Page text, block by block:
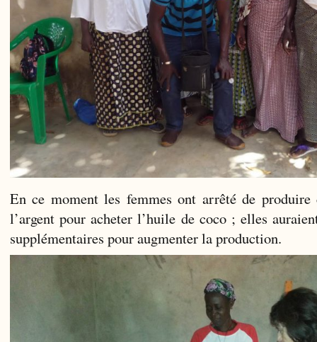
En ce moment les femmes ont arrêté de produire
l’argent pour acheter l’huile de coco ; elles
supplémentaires pour augmenter la production.